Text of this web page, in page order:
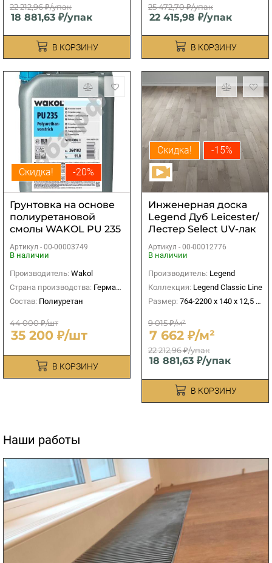
22 212,96 ₽/упак
18 881,63 ₽/упак
В КОРЗИНУ
25 472,70 ₽/упак
22 415,98 ₽/упак
В КОРЗИНУ
Скидка! -20%
Грунтовка на основе
полиуретановой
смолы WAKOL PU 235
11 кг.
Артикул - 00-00003749
В наличии
Производитель: Wakol
Страна производства: Германия
Состав: Полиуретан
44 000 ₽/шт
35 200 ₽/шт
В КОРЗИНУ
Скидка! -15%
Инженерная доска
Legend Дуб Leicester/
Лестер Select UV-лак
764-2200х140х12,5 мм
(2,464 м2)
Артикул - 00-00012776
В наличии
Производитель: Legend
Коллекция: Legend Classic Line
Размер: 764-2200 х 140 х 12,5 мм
9 015 ₽/м²
7 662 ₽/м²
22 212,96 ₽/упак
18 881,63 ₽/упак
В КОРЗИНУ
Наши работы